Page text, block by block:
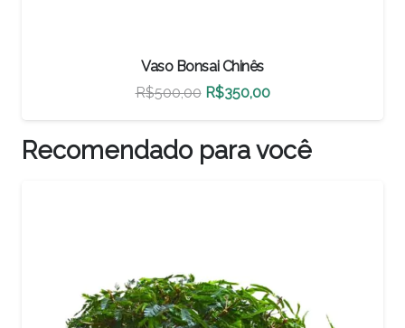
Vaso Bonsai Chinês
R$500,00 O
preço
original
R$350,00O
preço
atual
Recomendado para você